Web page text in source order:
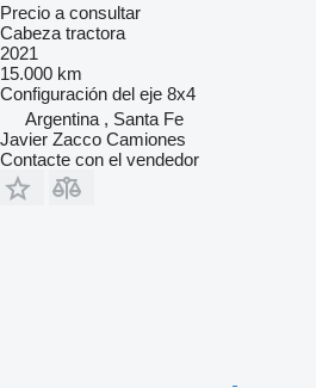
Precio a consultar
Cabeza tractora
2021
15.000 km
Configuración del eje 8x4
Argentina , Santa Fe
Javier Zacco Camiones
Contacte con el vendedor